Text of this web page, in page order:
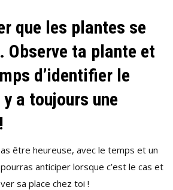
que les plantes se
Observe ta plante et
d’identifier le
a toujours une
être heureuse, avec le temps et un
anticiper lorsque c’est le cas et
sa place chez toi !